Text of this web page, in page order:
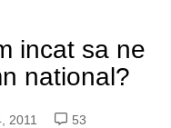
incat sa ne
national?
2011
53